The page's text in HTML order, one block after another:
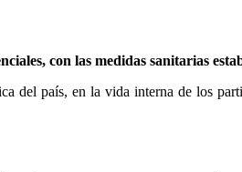
con las medidas sanitarias
país, en la vida interna de los